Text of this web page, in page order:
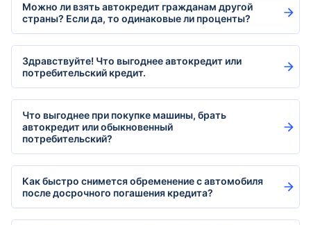
Можно ли взять автокредит гражданам другой
страны? Если да, то одинаковые ли проценты?
Здравствуйте! Что выгоднее автокредит или
потребительский кредит.
Что выгоднее при покупке машины, брать
автокредит или обыкновенный
потребительский?
Как быстро снимется обременение с автомобиля
после досрочного погашения кредита?